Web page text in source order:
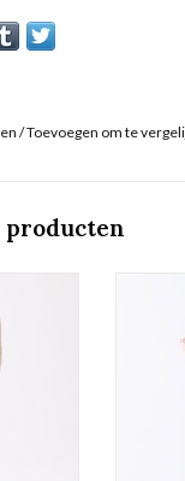
/Toevoegen om te